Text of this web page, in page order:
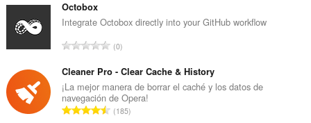
e
o
o
t
a
Octobox
Integrate Octobox directly into your GitHub workflow
N
m
e
r
o
0
Cleaner Pro - Clear Cache & History
¡La mejor manera de borrar el caché y los datos de
navegación de Opera!
N185